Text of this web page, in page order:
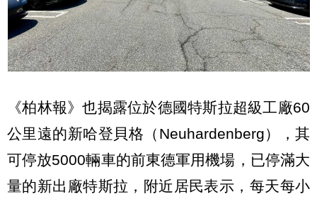
《柏林報》也揭露位於德國特斯拉超級工廠60
公里遠的新哈登貝格（Neuhardenberg），其
可停放5000輛車的前東德軍用機場，已停滿大
量的新出廠特斯拉，附近居民表示，每天每小